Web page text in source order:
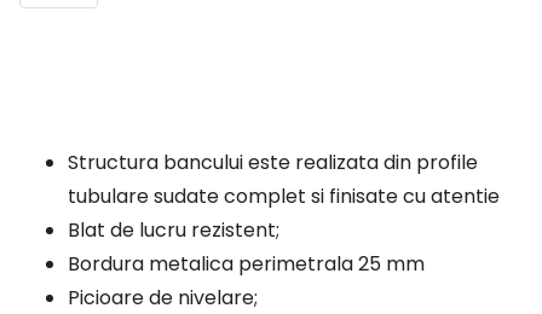
Structura bancului este realizata din profile
tubulare sudate complet si finisate cu atentie
Blat de lucru rezistent;
Bordura metalica perimetrala 25 mm
Picioare de nivelare;